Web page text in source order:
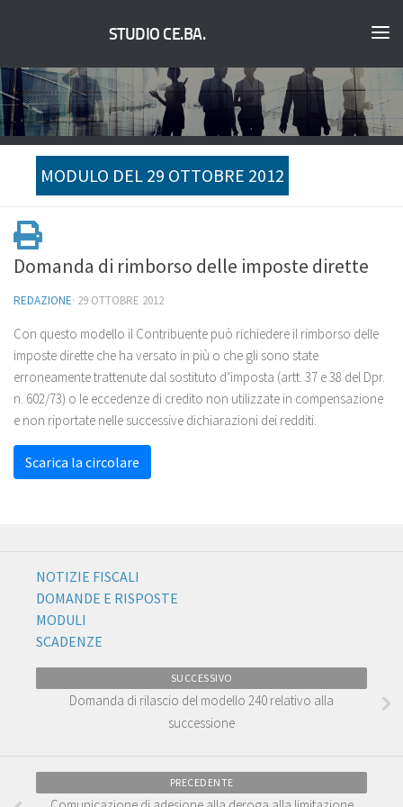
STUDIO CE.BA.
MODULO DEL 29 OTTOBRE 2012
Domanda di rimborso delle imposte dirette
REDAZIONE· 29 OTTOBRE 2012
Con questo modello il Contribuente può richiedere il rimborso delle
imposte dirette che ha versato in più o che gli sono state
erroneamente trattenute dal sostituto d’imposta (artt. 37 e 38 del Dpr.
n. 602/73) o le eccedenze di credito non utilizzate in compensazione
e non riportate nelle successive dichiarazioni dei redditi.
Scarica la circolare
NOTIZIE FISCALI
DOMANDE E RISPOSTE
MODULI
SCADENZE
SUCCESSIVO
Domanda di rilascio del modello 240 relativo alla
successione
PRECEDENTE